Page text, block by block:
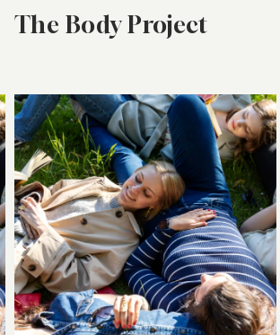
The Body Project